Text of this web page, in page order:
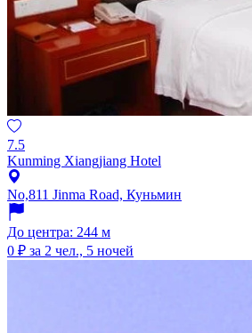
7.5
Kunming Xiangjiang Hotel
No,811 Jinma Road, Куньмин
До центра: 244 м
0 ₽ за 2 чел., 5 ночей